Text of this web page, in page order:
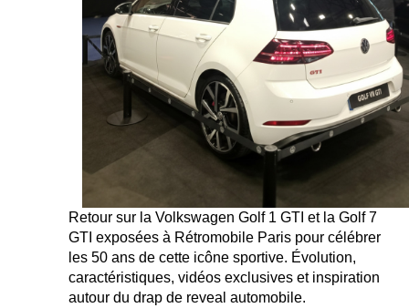
Retour sur la Volkswagen Golf 1 GTI et la Golf 7
GTI exposées à Rétromobile Paris pour célébrer
les 50 ans de cette icône sportive. Évolution,
caractéristiques, vidéos exclusives et inspiration
autour du drap de reveal automobile.